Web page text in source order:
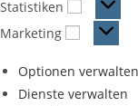
Statistiken
Marketing
Optionen verwalten
Dienste verwalten